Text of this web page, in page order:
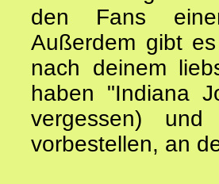
den Fans
Außerdem gibt
nach deinem
haben "Indiana
vergessen)
vorbestellen, an